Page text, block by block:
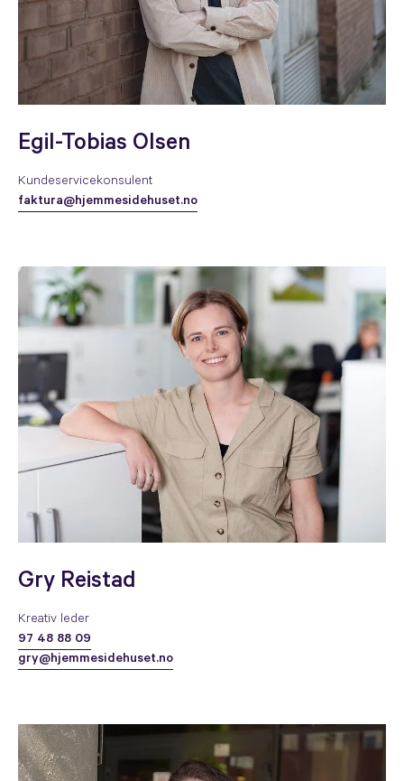
Egil-Tobias Olsen
Kundeservicekonsulent
faktura@hjemmesidehuset.no
Gry Reistad
Kreativ leder
97 48 88 09
gry@hjemmesidehuset.no